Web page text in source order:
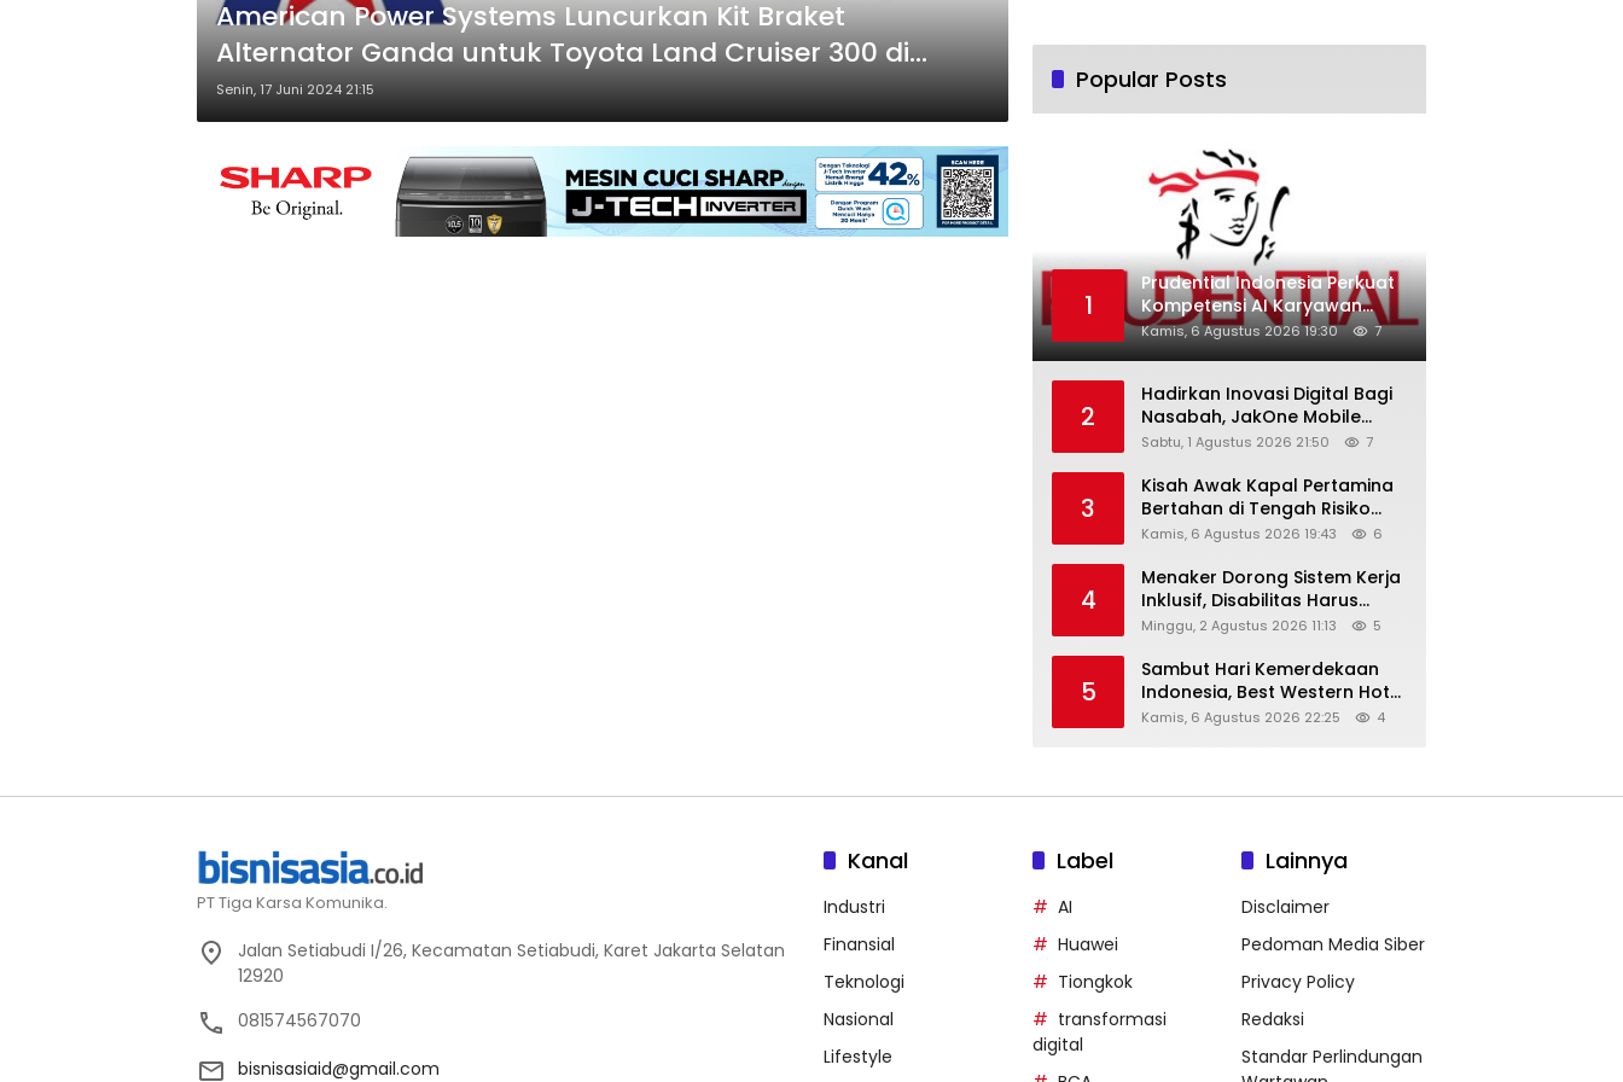
American Power Systems Luncurkan Kit Braket
Alternator Ganda untuk Toyota Land Cruiser 300 di
Eurosatory 2024
Senin, 17 Juni 2024 21:15 Popular Posts
1
Prudential Indonesia Perkuat
Kompetensi AI Karyawan
Lewat AI Week
Kamis, 6 Agustus 2026 19:30 7
2
Hadirkan Inovasi Digital Bagi
Nasabah, JakOne Mobile
Antar Bank Jakarta Sukses
Awards 2026
Sabtu, 1 Agustus 2026 21:50 7
3
Kisah Awak Kapal Pertamina
Bertahan di Tengah Risiko
Pelayaran Selat Hormuz
Kamis, 6 Agustus 2026 19:43 6
4
Menaker Dorong Sistem Kerja
Inklusif, Disabilitas Harus
Dapat Kesempatan Setara
Minggu, 2 Agustus 2026 11:13 5
5
Sambut Hari Kemerdekaan
Indonesia, Best Western Hotel
Hadirkan The Freedom Stay
Kamis, 6 Agustus 2026 22:25 4
PT Tiga Karsa Komunika.
Jalan Setiabudi I/26, Kecamatan Setiabudi, Karet Jakarta Selatan
12920
081574567070
bisnisasiaid@gmail.com
Kanal
Industri
Finansial
Teknologi
Nasional
Lifestyle
Label
AI
Huawei
Tiongkok
transformasi
digital
Lainnya
Disclaimer
Pedoman Media Siber
Privacy Policy
Redaksi
Standar Perlindungan